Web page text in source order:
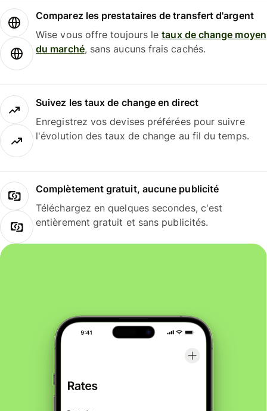
Comparez les prestataires de transfert d'argent
Wise vous offre toujours letaux de change moyen
du marché, sans aucuns frais cachés.
Suivez les taux de change en direct
Enregistrez vos devises préférées pour suivre
l'évolution des taux de change au fil du temps.
Complètement gratuit, aucune publicité
Téléchargez en quelques secondes, c'est
entièrement gratuit et sans publicités.